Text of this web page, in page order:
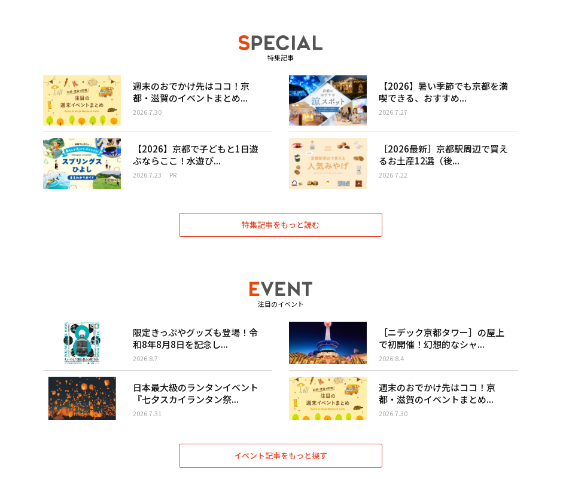
特集記事
週末のおでかけ先はココ！京
都・滋賀のイベントまとめ...
2026.7.30
【2026】暑い季節でも京都を満
喫できる、おすすめ...
2026.7.27
【2026】京都で子どもと1日遊
ぶならここ！水遊び...
2026.7.23 PR
［2026最新］京都駅周辺で買え
るお土産12選（後...
2026.7.22
特集記事をもっと読む
注目のイベント
限定きっぷやグッズも登場！令
和8年8月8日を記念し...
2026.8.7
［ニデック京都タワー］の屋上
で初開催！幻想的なシャ...
2026.8.4
日本最大級のランタンイベント
『七夕スカイランタン祭...
2026.7.31
週末のおでかけ先はココ！京
都・滋賀のイベントまとめ...
2026.7.30
イベント記事をもっと探す